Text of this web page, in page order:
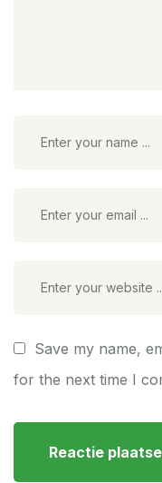
Save my name,
for the next time I